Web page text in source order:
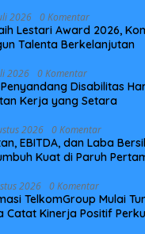
2026 0 Komentar
Lestari Award 2026,
Talenta Berkelanjutan
2026 0 Komentar
Disabilitas
Kerja yang Setara
2026 0 Komentar
EBITDA, dan Laba
Kuat di Paruh
2026 0 Komentar
TelkomGroup Mulai
Catat Kinerja Positif